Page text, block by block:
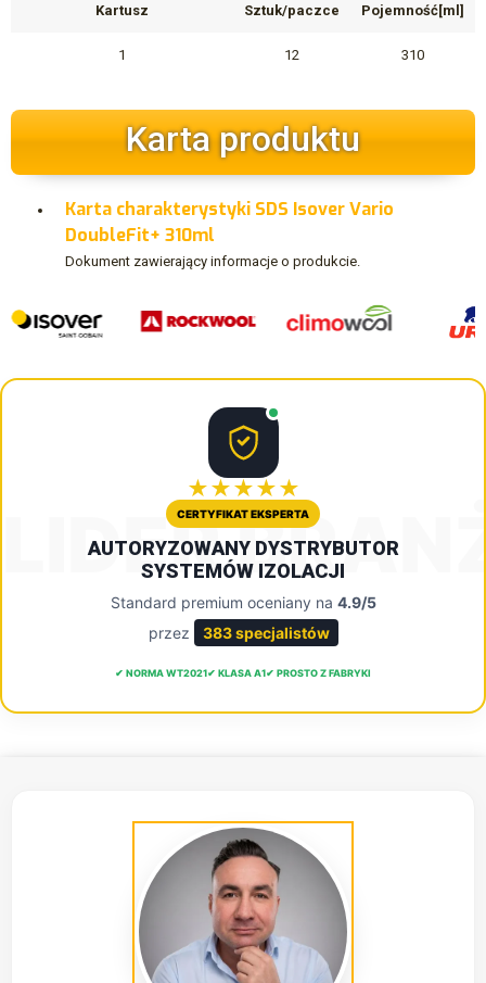
Kartusz Sztuk/paczce Pojemność[ml]
1 12 310
Karta produktu
Karta charakterystyki SDS Isover Vario
DoubleFit+ 310ml
Dokument zawierający informacje o produkcie.
LIDER
★★★★★
CERTYFIKAT EKSPERTA
AUTORYZOWANY DYSTRYBUTOR
SYSTEMÓW IZOLACJI
Standard premium oceniany na 4.9/5
przez
383 specjalistów
✔ NORMA WT2021✔ KLASA A1✔ PROSTO Z FABRYKI